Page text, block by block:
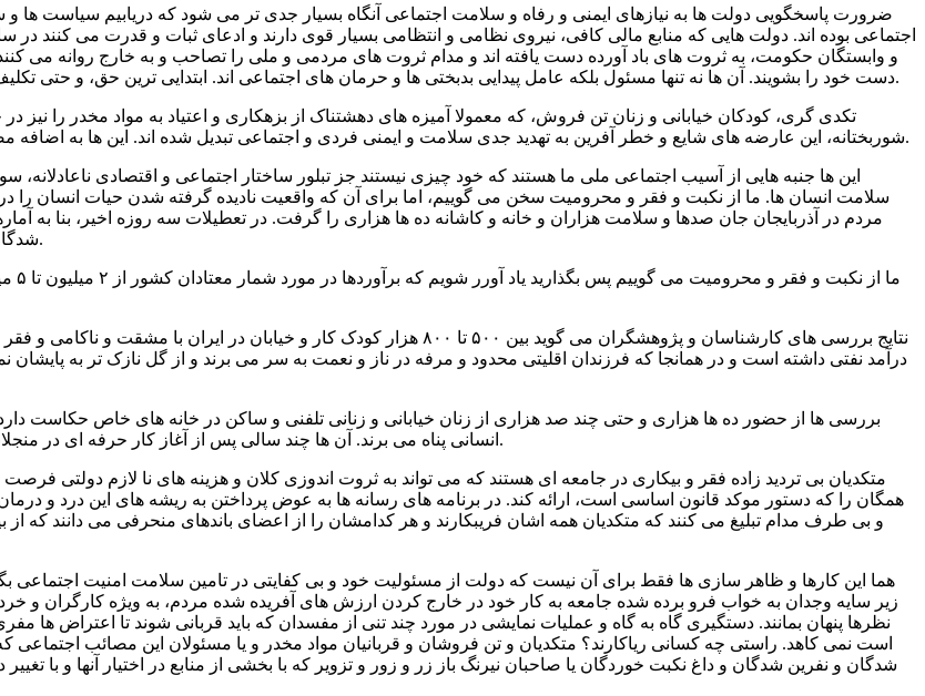
ضرورت پاسخگویی دولت ها به نیازهای ایمنی و رفاه و سلامت اجتماعی آنگاه بسیار جدی تر می شود که دریابیم سیاست
اجتماعی بوده اند. دولت هایی که منابع مالی کافی، نیروی نظامی و انتظامی بسیار قوی دارند و ادعای ثبات و قدرت می
و وابستگان حکومت، به ثروت های باد آورده دست یافته اند و مدام ثروت های مردمی و ملی را تصاحب و به خارج روانه می
دست خود را بشویند. آن ها نه تنها مسئول بلکه عامل پیدایی بدبختی ها و حرمان های اجتماعی اند. ابتدایی ترین حق، و حتی تکلیف مردم، اعتراض نسبت به این نابسامانی ها و سیاست های پدید آورنده آن است.
تکدی گری، کودکان خیابانی و زنان تن فروش، که معمولا آمیزه های دهشتناک از بزهکاری و اعتیاد به مواد مخدر را نیز
شوربختانه، این عارضه های شایع و خطر آفرین به تهدید جدی سلامت و ایمنی فردی و اجتماعی تبدیل شده اند. این ها به اضافه مصرف و تجارت مواد مخدر میلیون ها نفر را به کام مرگ و فرومایگی کشانده اند.
این ها جنبه هایی از آسیب اجتماعی ملی ما هستند که خود چیزی نیستند جز تبلور ساختار اجتماعی و اقتصادی
سلامت انسان ها. ما از نکبت و فقر و محرومیت سخن می گوییم، اما برای آن که واقعیت نادیده گرفته شدن حیات انسان را
شدگان چندهزار نفری و خسارت های مالی و فشار بر بنیه ی خانوارهای با توان است.
ما
درآمد نفتی داشته است و در همانجا که فرزندان اقلیتی محدود و مرفه در ناز و نعمت به سر می برند و از گل نازک تر به پایشان
بررسی ها از حضور ده ها هزاری و حتی چند صد هزاری از زنان خیابانی و زنانی تلفنی و ساکن در خانه های خاص حکاست
انسانی پناه می برند. آن ها چند سالی پس از آغاز کار حرفه ای در منجلاب فقر و اعتیاد و ناامنی و خشونت های بدنی و رفتاری وحشیانه گرفتار می آیند.
متکدیان بی تردید زاده فقر و بیکاری در جامعه ای هستند که می تواند به ثروت اندوزی کلان و هزینه های نا لازم دولتی
همگان را که دستور موکد قانون اساسی است، ارائه کند. در برنامه های رسانه ها به عوض پرداختن به ریشه های این درد و
و بی طرف مدام تبلیغ می کنند که متکدیان همه اشان فریبکارند و هر کدامشان را از اعضای باندهای منحرفی می دانند که
هما این کارها و ظاهر سازی ها فقط برای آن نیست که دولت از مسئولیت خود و بی کفایتی در تامین سلامت امنیت اجتماعی
زیر سایه وجدان به خواب فرو برده شده جامعه به کار خود در خارج کردن ارزش های آفریده شده مردم، به ویژه کارگران و
نظرها پنهان بمانند. دستگیری گاه به گاه و عملیات نمایشی در مورد چند تنی از مفسدان که باید قربانی شوند تا اعتراض ها
است نمی کاهد. راستی چه کسانی ریاکارند؟ متکدیان و تن فروشان و قربانیان مواد مخدر و یا مسئولان این مصائب اجتماعی
شدگان و نفرین شدگان و داغ نکبت خوردگان یا صاحبان نیرنگ باز زر و زور و تزویر که با بخشی از منابع در اختیار آنها و با